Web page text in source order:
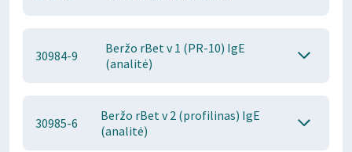
30984-9
Beržo rBet v 1 (PR-10) IgE
(analitė)
30985-6
Beržo rBet v 2 (profilinas) IgE
(analitė)